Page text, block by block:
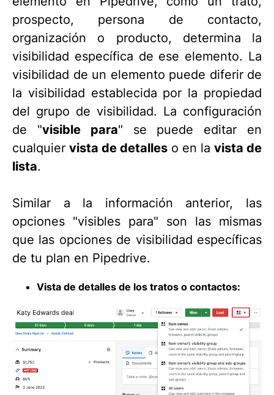
prospecto, persona de contacto,
organización o producto, determina la
visibilidad específica de ese elemento. La
visibilidad de un elemento puede diferir de
la visibilidad establecida por la propiedad
del grupo de visibilidad. La configuración
de "visible para" se puede editar en
cualquier vista de detalles o en la vista de
lista.
Similar a la información anterior, las
opciones "visibles para" son las mismas
que las opciones de visibilidad específicas
de tu plan en Pipedrive.
Vista de detalles de los tratos o contactos: